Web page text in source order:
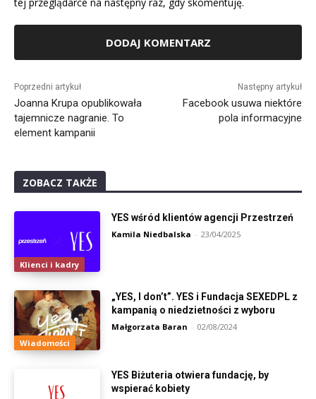
Poprzedni artykuł
Joanna Krupa opublikowała
tajemnicze nagranie. To
element kampanii
Następny artykuł
Facebook usuwa niektóre
pola informacyjne
ZOBACZ TAKŻE
Klienci i kadry
YES wśród klientów agencji Przestrzeń
Kamila Niedbalska - 23/04/2025
Wiadomości
„YES, I don’t”. YES i Fundacja SEXEDPL z
kampanią o niedzietności z wyboru
Małgorzata Baran - 02/08/2024
YES Biżuteria otwiera fundację, by
wspierać kobiety